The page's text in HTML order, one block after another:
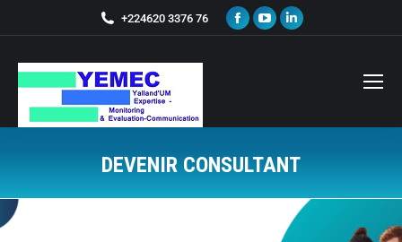
+224620 3376 76
DEVENIR CONSULTANT